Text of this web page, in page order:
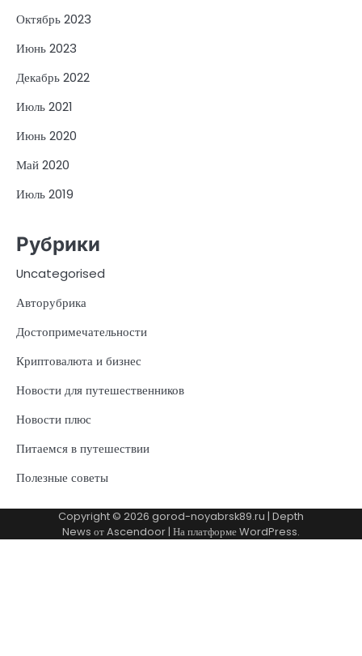
Октябрь 2023
Июнь 2023
Декабрь 2022
Июль 2021
Июнь 2020
Май 2020
Июль 2019
Рубрики
Uncategorised
Авторубрика
Достопримечательности
Криптовалюта и бизнес
Новости для путешественников
Новости плюс
Питаемся в путешествии
Полезные советы
Copyright © 2026 gorod-noyabrsk89.ru | Depth
News отAscendoor| На платформеWordPress.